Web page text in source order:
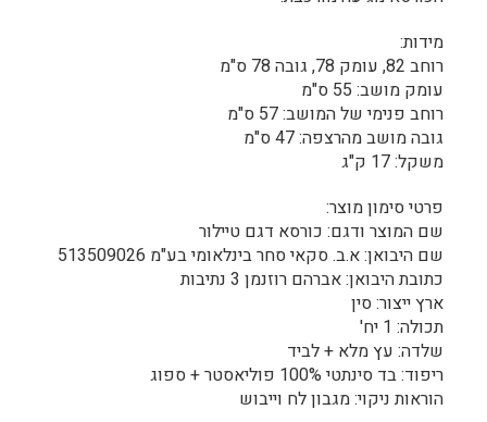
מידות:
רוחב 82, עומק 78, גובה 78 ס"מ
עומק מושב: 55 ס"מ
רוחב פנימי של המושב: 57 ס"מ
גובה מושב מהרצפה: 47 ס"מ
משקל: 17 ק"ג
פרטי סימון מוצר:
שם המוצר ודגם: כורסא דגם טיילור
שם היבואן: א.ב. סקאי סחר בינלאומי בע"מ 513509026
כתובת היבואן: אברהם רוזנמן 3 נתיבות
ארץ ייצור: סין
תכולה: 1 יח'
שלדה: עץ מלא + לביד
ריפוד: בד סינתטי 100% פוליאסטר + ספוג
הוראות ניקוי: מגבון לח וייבוש